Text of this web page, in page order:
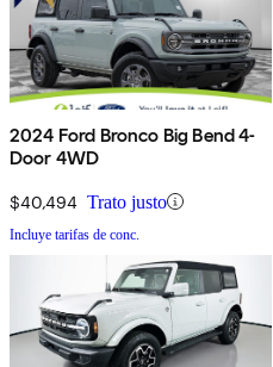
2024 Ford Bronco Big Bend 4-
Door 4WD
$40,494 Trato justo
Incluye tarifas de conc.